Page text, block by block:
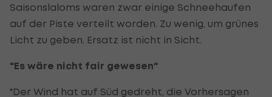
Saisonslaloms waren zwar einige Schneehaufen
auf der Piste verteilt worden. Zu wenig, um grünes
Licht zu geben. Ersatz ist nicht in Sicht.
"Es wäre nicht fair gewesen"
"Der Wind hat auf Süd gedreht, die Vorhersagen